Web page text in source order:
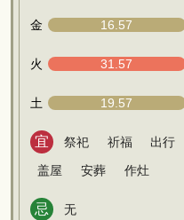
金 16.57
火 31.57
土 19.57
宜 祭祀 祈福 出行
盖屋
安葬 作灶
忌 无